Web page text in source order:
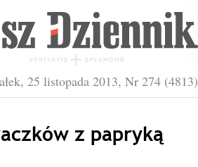
25 listopada 2013, Nr 274 (4813)
z papryką